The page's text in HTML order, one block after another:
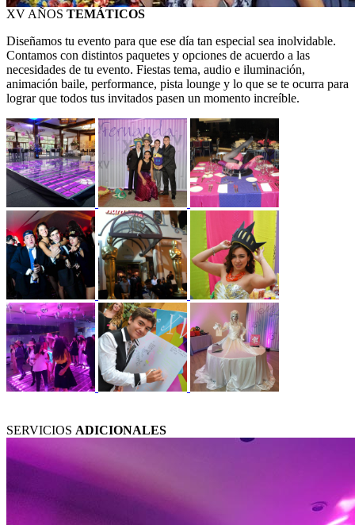
XV AÑOS TEMÁTICOS
Diseñamos tu evento para que ese día tan especial sea inolvidable.
Contamos con distintos paquetes y opciones de acuerdo a las
necesidades de tu evento. Fiestas tema, audio e iluminación,
animación baile, performance, pista lounge y lo que se te ocurra para
lograr que todos tus invitados pasen un momento increíble.
SERVICIOS ADICIONALES